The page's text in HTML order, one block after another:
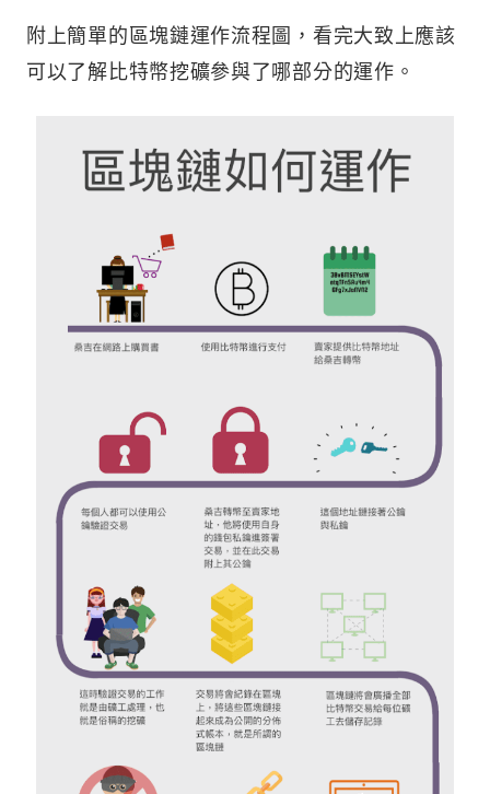
附上簡單的區塊鏈運作流程圖，看完大致上應該
可以了解比特幣挖礦參與了哪部分的運作。